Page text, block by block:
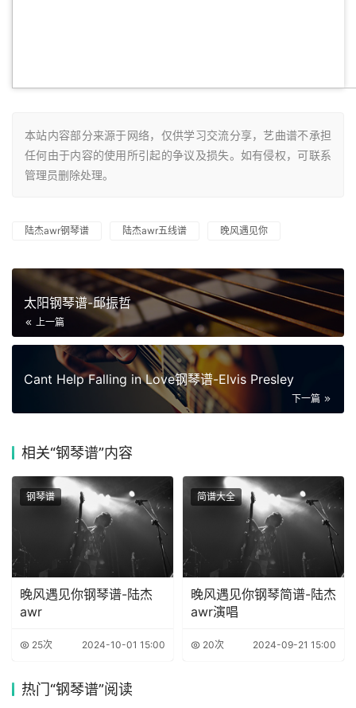
本站内容部分来源于网络，仅供学习交流分享，艺曲谱不承担
任何由于内容的使用所引起的争议及损失。如有侵权，可联系
管理员删除处理。
陆杰awr钢琴谱 陆杰awr五线谱 晚风遇见你
太阳钢琴谱-邱振哲
上一篇
Cant Help Falling in Love钢琴谱-Elvis Presley
下一篇
相关“钢琴谱”内容
钢琴谱
晚风遇见你钢琴谱-陆杰
awr
25次 2024-10-01 15:00
简谱大全
晚风遇见你钢琴简谱-陆杰
awr演唱
20次 2024-09-21 15:00
热门“钢琴谱”阅读